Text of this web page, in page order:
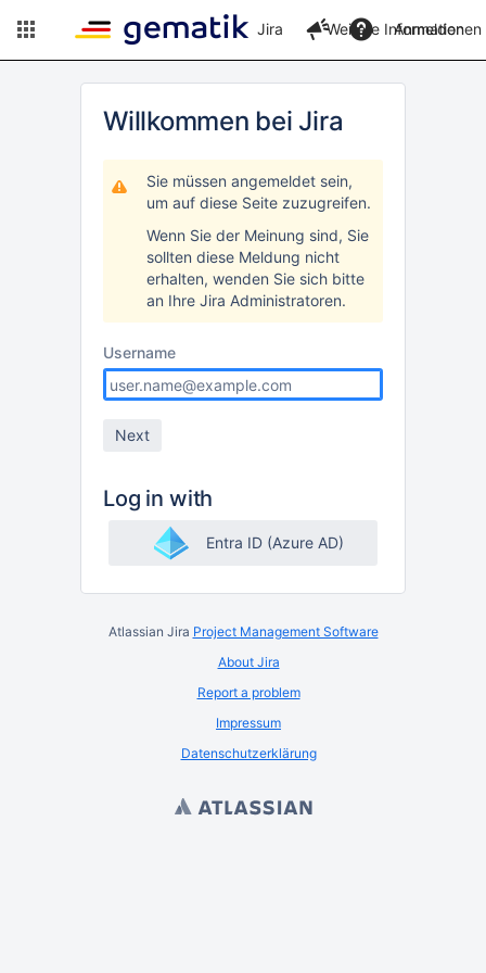
Jira Weitere Informationen
Anmelden
Willkommen bei Jira
Sie müssen angemeldet sein,
um auf diese Seite zuzugreifen.
Wenn Sie der Meinung sind, Sie
sollten diese Meldung nicht
erhalten, wenden Sie sich bitte
an Ihre Jira Administratoren.
Username
Log in with
Entra ID (Azure AD)
Atlassian Jira Project Management Software
About Jira
Report a problem
Impressum
Datenschutzerklärung